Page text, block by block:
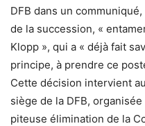
DFB dans un
de la succession, «
Klopp », qui a « déjà fait
principe, à prendre ce
Cette décision intervient
siège de la DFB,
piteuse élimination de la